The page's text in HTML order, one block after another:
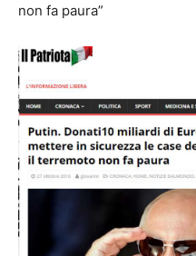
non fa paura”